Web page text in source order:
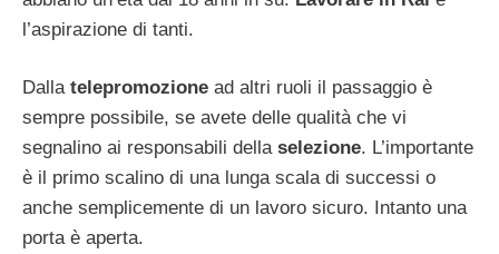
l’aspirazione di tanti.
Dalla telepromozione ad altri ruoli il passaggio è
sempre possibile, se avete delle qualità che vi
segnalino ai responsabili della selezione. L’importante
è il primo scalino di una lunga scala di successi o
anche semplicemente di un lavoro sicuro. Intanto una
porta è aperta.